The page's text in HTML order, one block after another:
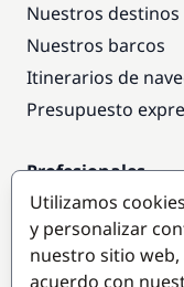
Nuestros destinos
Nuestros barcos
Itinerarios de
Presupuesto
Profesionales
Acceso empresas
Colaborar como
Utilizamos
y personalizar
nuestro sitio web,
acuerdo con